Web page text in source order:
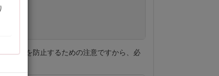
事故を防止するための注意ですから、必